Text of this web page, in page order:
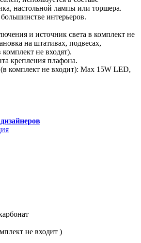
настольной лампы или торшера.
интерьеров.
и источник света в комплект не
на штативах, подвесах,
не входят).
крепления плафона.
комплект не входит): Max 15W LED,
не входит )